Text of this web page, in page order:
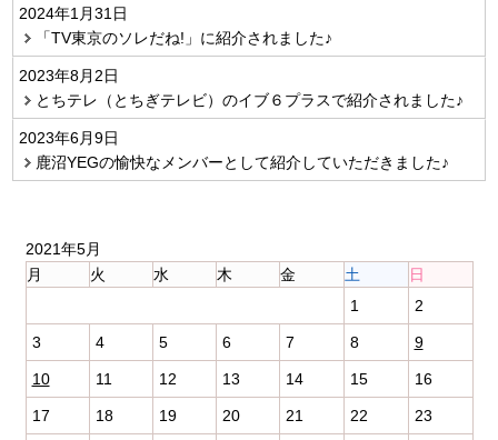
2024年1月31日
「TV東京のソレだね!」に紹介されました♪
2023年8月2日
とちテレ（とちぎテレビ）のイブ６プラスで紹介されました♪
2023年6月9日
鹿沼YEGの愉快なメンバーとして紹介していただきました♪
2021年5月
月
火 水 木 金 土
日
1
2
3 4 5 6 7 8 9
10 11 12 13 14 15 16
17 18 19 20 21 22 23